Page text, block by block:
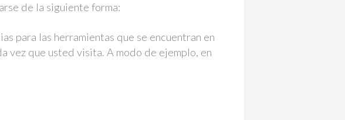
de la siguiente forma:
para las herramientas que se encuentran en
vez que usted visita. A modo de ejemplo, en